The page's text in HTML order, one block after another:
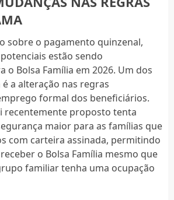
sobre o pagamento quinzenal,
estão sendo
o Bolsa Família em 2026. Um dos
a alteração nas regras
formal dos beneficiários.
recentemente proposto tenta
maior para as famílias que
com carteira assinada, permitindo
o Bolsa Família mesmo que
familiar tenha uma ocupação